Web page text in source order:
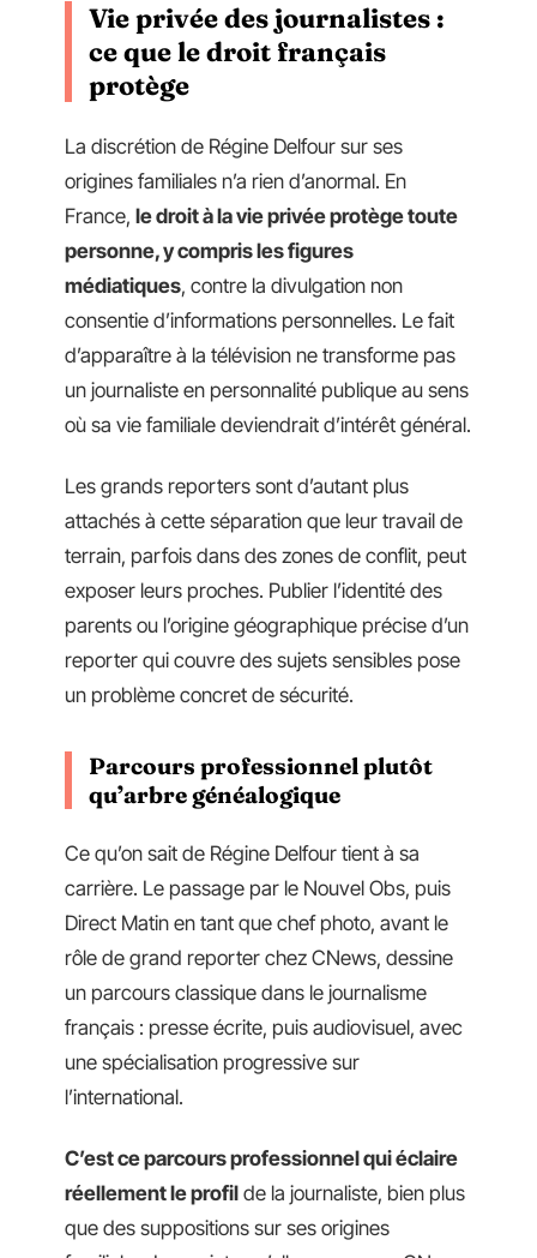
Vie privée des journalistes :
ce que le droit français
protège
La discrétion de Régine Delfour sur ses
origines familiales n’a rien d’anormal. En
France, le droit à la vie privée protège toute
personne, y compris les figures
médiatiques, contre la divulgation non
consentie d’informations personnelles. Le fait
d’apparaître à la télévision ne transforme pas
un journaliste en personnalité publique au sens
où sa vie familiale deviendrait d’intérêt général.
Les grands reporters sont d’autant plus
attachés à cette séparation que leur travail de
terrain, parfois dans des zones de conflit, peut
exposer leurs proches. Publier l’identité des
parents ou l’origine géographique précise d’un
reporter qui couvre des sujets sensibles pose
un problème concret de sécurité.
Parcours professionnel plutôt
qu’arbre généalogique
Ce qu’on sait de Régine Delfour tient à sa
carrière. Le passage par le Nouvel Obs, puis
Direct Matin en tant que chef photo, avant le
rôle de grand reporter chez CNews, dessine
un parcours classique dans le journalisme
français : presse écrite, puis audiovisuel, avec
une spécialisation progressive sur
l’international.
C’est ce parcours professionnel qui éclaire
réellement le profil de la journaliste, bien plus
que des suppositions sur ses origines